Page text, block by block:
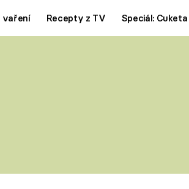
vaření Recepty z TV Speciál: Cuketa